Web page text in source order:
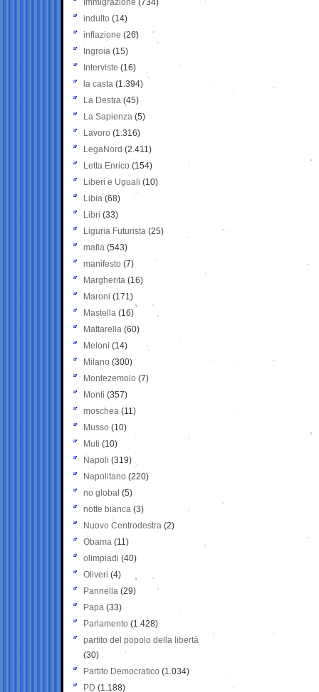
Immigrazione (734)
indulto (14)
inflazione (26)
Ingroia (15)
Interviste (16)
la casta (1.394)
La Destra (45)
La Sapienza (5)
Lavoro (1.316)
LegaNord (2.411)
Letta Enrico (154)
Liberi e Uguali (10)
Libia (68)
Libri (33)
Liguria Futurista (25)
mafia (543)
manifesto (7)
Margherita (16)
Maroni (171)
Mastella (16)
Mattarella (60)
Meloni (14)
Milano (300)
Montezemolo (7)
Monti (357)
moschea (11)
Musso (10)
Muti (10)
Napoli (319)
Napolitano (220)
no global (5)
notte bianca (3)
Nuovo Centrodestra (2)
Obama (11)
olimpiadi (40)
Oliveri (4)
Pannella (29)
Papa (33)
Parlamento (1.428)
partito del popolo della libertà
(30)
Partito Democratico (1.034)
PD (1.188)